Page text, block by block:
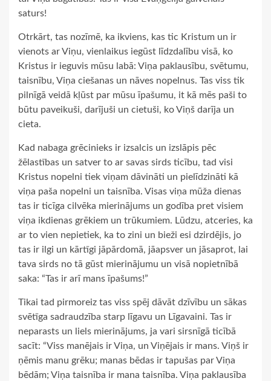
saturs!
Otrkārt, tas nozīmē, ka ikviens, kas tic Kristum un ir
vienots ar Viņu, vienlaikus iegūst līdzdalību visā, ko
Kristus ir ieguvis mūsu labā: Viņa paklausību, svētumu,
taisnību, Viņa ciešanas un nāves nopelnus. Tas viss tik
pilnīgā veidā kļūst par mūsu īpašumu, it kā mēs paši to
būtu paveikuši, darījuši un cietuši, ko Viņš darīja un
cieta.
Kad nabaga grēcinieks ir izsalcis un izslāpis pēc
žēlastības un satver to ar savas sirds ticību, tad visi
Kristus nopelni tiek viņam dāvināti un pielīdzināti kā
viņa paša nopelni un taisnība. Visas viņa mūža dienas
tas ir ticīga cilvēka mierinājums un godība pret visiem
viņa ikdienas grēkiem un trūkumiem. Lūdzu, atceries, ka
ar to vien nepietiek, ka to zini un bieži esi dzirdējis, jo
tas ir ilgi un kārtīgi jāpārdomā, jāapsver un jāsaprot, lai
tava sirds no tā gūst mierinājumu un visā nopietnībā
saka: “Tas ir arī mans īpašums!”
Tikai tad pirmoreiz tas viss spēj dāvāt dzīvību un sākas
svētīga sadraudzība starp līgavu un Līgavaini. Tas ir
neparasts un liels mierinājums, ja vari sirsnīgā ticībā
sacīt: “Viss manējais ir Viņa, un Viņējais ir mans. Viņš ir
ņēmis manu grēku; manas bēdas ir tapušas par Viņa
bēdām; Viņa taisnība ir mana taisnība. Viņa paklausība